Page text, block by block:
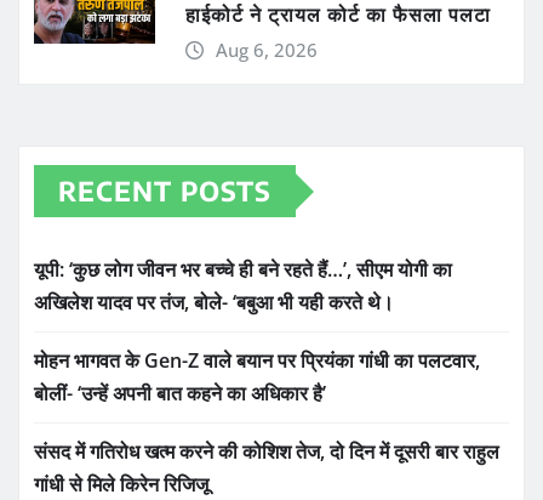
हाईकोर्ट ने ट्रायल कोर्ट का फैसला पलटा
Aug 6, 2026
RECENT POSTS
यूपी: ‘कुछ लोग जीवन भर बच्चे ही बने रहते हैं…’, सीएम योगी का
अखिलेश यादव पर तंज, बोले- ‘बबुआ भी यही करते थे।
मोहन भागवत के Gen-Z वाले बयान पर प्रियंका गांधी का पलटवार,
बोलीं- ‘उन्हें अपनी बात कहने का अधिकार है’
संसद में गतिरोध खत्म करने की कोशिश तेज, दो दिन में दूसरी बार राहुल
गांधी से मिले किरेन रिजिजू